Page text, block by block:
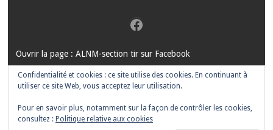
Facebook
Ouvrir la page : ALNM-section tir sur Facebook
FIÈREMENT PROPULSÉ PAR WORDPRESS |THÈME MOTIF PAR
Confidentialité et cookies : ce site utilise des cookies. En continuant à
utiliser ce site Web, vous acceptez leur utilisation.
Pour en savoir plus, notamment sur la façon de contrôler les cookies,
consultez : Politique relative aux cookies